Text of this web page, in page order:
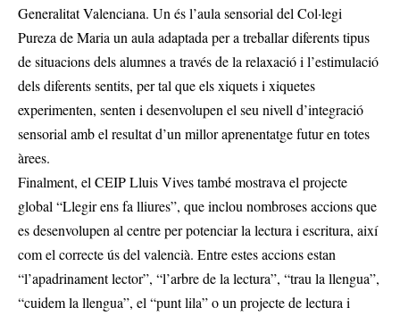
Generalitat Valenciana. Un és l’aula sensorial del Col·legi
Pureza de Maria un aula adaptada per a treballar diferents tipus
de situacions dels alumnes a través de la relaxació i l’estimulació
dels diferents sentits, per tal que els xiquets i xiquetes
experimenten, senten i desenvolupen el seu nivell d’integració
sensorial amb el resultat d’un millor aprenentatge futur en totes
àrees.
Finalment, el CEIP Lluis Vives també mostrava el projecte
global “Llegir ens fa lliures”, que inclou nombroses accions que
es desenvolupen al centre per potenciar la lectura i escritura, així
com el correcte ús del valencià. Entre estes accions estan
“l’apadrinament lector”, “l’arbre de la lectura”, “trau la llengua”,
“cuidem la llengua”, el “punt lila” o un projecte de lectura i